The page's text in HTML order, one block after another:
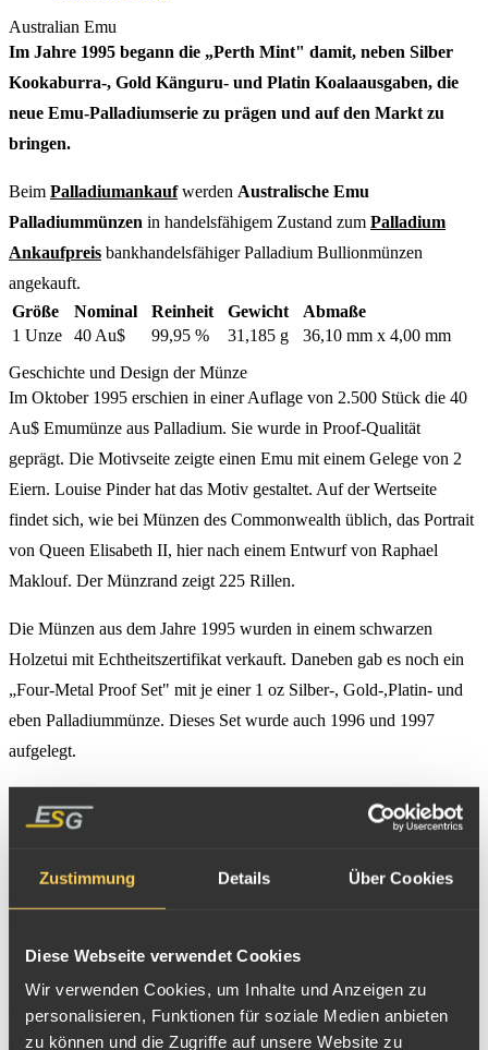
Zustimmung Details Über Cookies
Diese Webseite verwendet Cookies
Wir verwenden Cookies, um Inhalte und Anzeigen zu
personalisieren, Funktionen für soziale Medien anbieten
zu können und die Zugriffe auf unsere Website zu
Australian Emu
Im Jahre 1995 begann die „Perth Mint" damit, neben Silber
Kookaburra-, Gold Känguru- und Platin Koalaausgaben, die
neue Emu-Palladiumserie zu prägen und auf den Markt zu
bringen.
Beim Palladiumankaufwerden Australische Emu
Palladiummünzen in handelsfähigem Zustand zum Palladium
Ankaufpreis bankhandelsfähiger Palladium Bullionmünzen
angekauft.
Größe
Nominal Reinheit Gewicht
Abmaße
1 Unze
40 Au$ 99,95 % 31,185 g 36,10 mm x 4,00 mm
Geschichte und Design der Münze
Im Oktober 1995 erschien in einer Auflage von 2.500 Stück die 40
Au$ Emumünze aus Palladium. Sie wurde in Proof-Qualität
geprägt. Die Motivseite zeigte einen Emu mit einem Gelege von 2
Eiern. Louise Pinder hat das Motiv gestaltet. Auf der Wertseite
findet sich, wie bei Münzen des Commonwealth üblich, das Portrait
von Queen Elisabeth II, hier nach einem Entwurf von Raphael
Maklouf. Der Münzrand zeigt 225 Rillen.
Die Münzen aus dem Jahre 1995 wurden in einem schwarzen
Holzetui mit Echtheitszertifikat verkauft. Daneben gab es noch ein
„Four-Metal Proof Set" mit je einer 1 oz Silber-, Gold-,Platin- und
eben Palladiummünze. Dieses Set wurde auch 1996 und 1997
aufgelegt.
1996 gab es dann von dem Emu zwei unterschiedliche Ausgaben.
Mit dem Bild des Emus mit dem Gelege von 1995 wurden nun
Auflage von 1.144 Stück ein neues Motiv „Emu mit zwei Küken"
Methodik der zeitverschobenen Abbildungen bei Proof und
Stempelglanz wurde auch 1997 beibehalten. Die Bullionqualität
(BU) zeigte nun den Emu mit den Küken, während die „Proof" nun
das neue Motiv mit zwei Emus, bei einer Auflage von nur noch 769